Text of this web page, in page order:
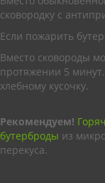
сковородку с
Если пожарить
Вместо сковороды
протяжении 5
хлебному кусочку.
Рекомендуем!
бутерброды из
перекуса.